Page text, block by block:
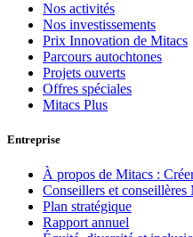
Nos activités
Nos investissements
Prix Innovation de Mitacs
Parcours autochtones
Projets ouverts
Offres spéciales
Mitacs Plus
Entreprise
À propos de Mitacs :
Conseillers et conseillères
Plan stratégique
Rapport annuel